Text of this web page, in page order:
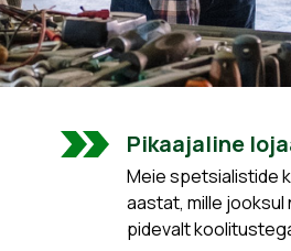
Pikaajaline
Meie spetsialistide
aastat, mille
pidevalt